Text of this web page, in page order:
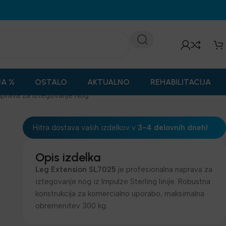
% OSTALO AKTUALNO REHABILITACIJA
za Iztegovanje Nog
Hitra dostava vaših izdelkov v 3-4 delovnih dneh!
Opis izdelka
Leg Extension SL7025 je profesionalna naprava za
iztegovanje nog iz Impulze Sterling linije. Robustna
konstrukcija za komercialno uporabo, maksimalna
obremenitev 300 kg.